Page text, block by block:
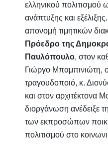
ελληνικού πολιτισμού
ανάπτυξης και
απονομή τιμητικών
Πρόεδρο της
Παυλόπουλο, στον
Γιώργο Μπαμπινιώτη,
τραγουδοποιό, κ.
και στον αρχιτέκτονα
διοργάνωση ανέδειξε
των εκπροσώπων
πολιτισμού στο